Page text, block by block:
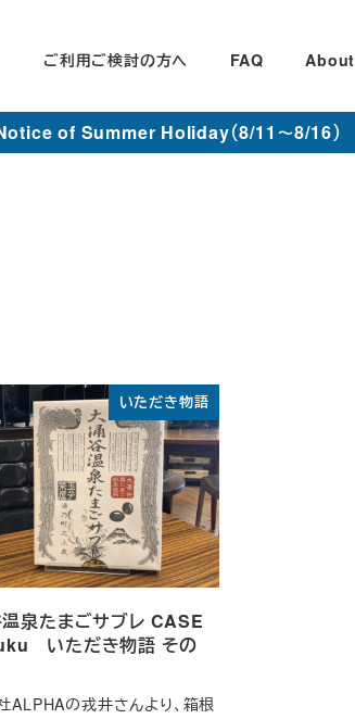
ご利用ご検討の方へ FAQ About
of Summer Holiday（8/11～8/16）
いただき物語
泉たまごサブレ CASE
いただき物語 その
ALPHAの戎井さんより、箱根